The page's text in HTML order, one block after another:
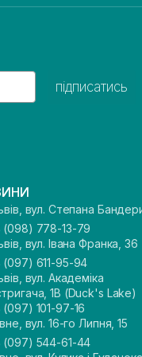
підписатись
вул. Степана
(098) 778-13-79
вул. Івана Франка, 36
(097) 611-95-94
вул. Академіка
1В (Duck's Lake)
(097) 101-97-16
вул. 16-го Липня, 15
(097) 544-61-44